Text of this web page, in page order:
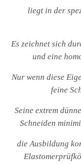
liegt in der
Es zeichnet sich
und eine
Nur wenn diese
feine
Seine extrem
Schneiden
die Ausbildung